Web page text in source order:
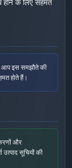
होने के लिए सहमत
इस समझौते की
होते हैं।
और
उत्पाद सूचियों की